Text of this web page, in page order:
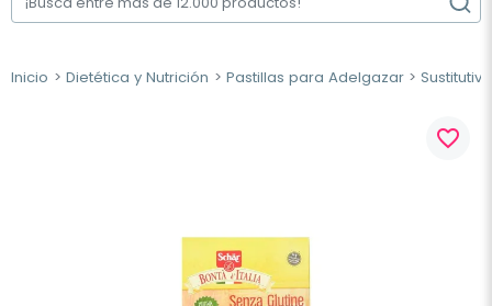
Inicio Dietética y Nutrición Pastillas para Adelgazar
favorite_border